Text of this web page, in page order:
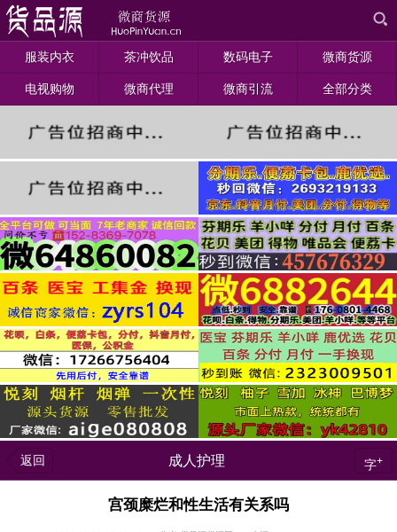
服装内衣 茶冲饮品 数码电子 微商货源
电视购物 微商代理 微商引流 全部分类
返回 成人护理 字+
宫颈糜烂和性生活有关系吗